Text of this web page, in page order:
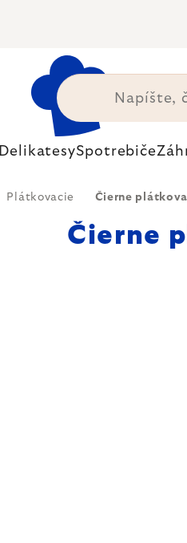
DelikatesySpotrebiče
Plátkovacie Čierne
Čierne